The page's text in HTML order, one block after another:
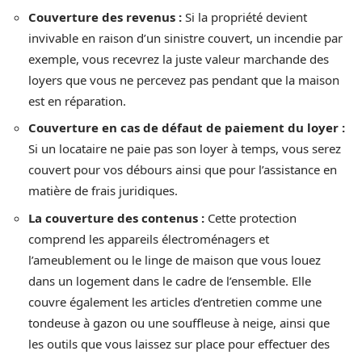
Couverture des revenus : Si la propriété devient
invivable en raison d’un sinistre couvert, un incendie par
exemple, vous recevrez la juste valeur marchande des
loyers que vous ne percevez pas pendant que la maison
est en réparation.
Couverture en cas de défaut de paiement du loyer :
Si un locataire ne paie pas son loyer à temps, vous serez
couvert pour vos débours ainsi que pour l’assistance en
matière de frais juridiques.
La couverture des contenus : Cette protection
comprend les appareils électroménagers et
l’ameublement ou le linge de maison que vous louez
dans un logement dans le cadre de l’ensemble. Elle
couvre également les articles d’entretien comme une
tondeuse à gazon ou une souffleuse à neige, ainsi que
les outils que vous laissez sur place pour effectuer des